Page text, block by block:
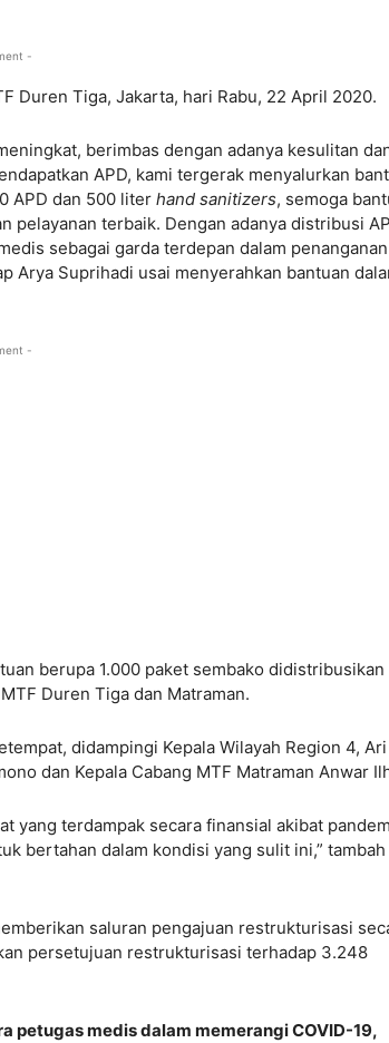
-
Duren Tiga, Jakarta, hari Rabu, 22 April 2020.
berimbas dengan adanya kesulitan
APD, kami tergerak menyalurkan
APD dan 500 liter hand sanitizers, semoga
pelayanan terbaik. Dengan adanya distribusi
sebagai garda terdepan dalam penanganan
Arya Suprihadi usai menyerahkan bantuan
-
berupa 1.000 paket sembako didistribusikan
Duren Tiga dan Matraman.
didampingi Kepala Wilayah Region 4, Ari
dan Kepala Cabang MTF Matraman Anwar
yang terdampak secara finansial akibat
bertahan dalam kondisi yang sulit ini,” tambah
saluran pengajuan restrukturisasi
persetujuan restrukturisasi terhadap 3.248
petugas medis dalam memerangi COVID-19,